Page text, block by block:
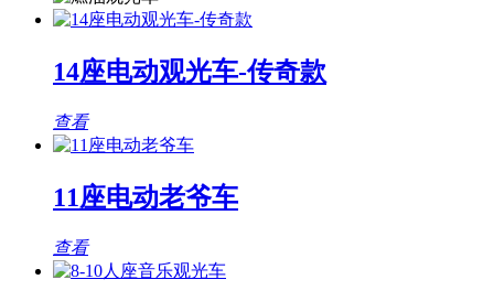
14座电动观光车-传奇款
查看
11座电动老爷车
查看